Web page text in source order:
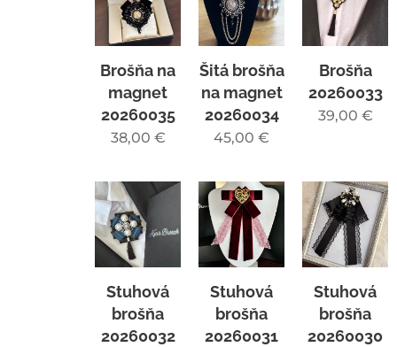
Brošňa na
magnet
20260035
38,00 €
Šitá brošňa
na magnet
20260034
45,00 €
Brošňa
20260033
39,00 €
Stuhová
brošňa
20260032
Stuhová
brošňa
20260031
Stuhová
brošňa
20260030